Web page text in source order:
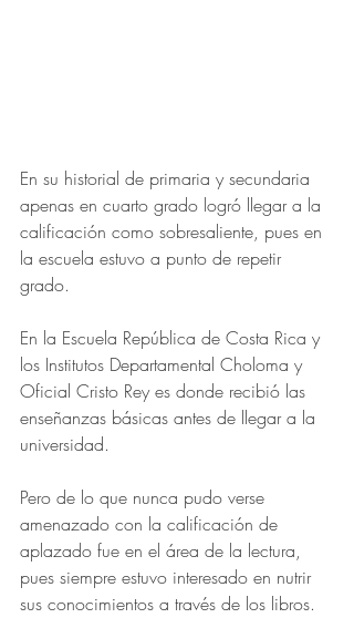
En su historial de primaria y secundaria
apenas en cuarto grado logró llegar a la
calificación como sobresaliente, pues en
la escuela estuvo a punto de repetir
grado.
En la Escuela República de Costa Rica y
los Institutos Departamental Choloma y
Oficial Cristo Rey es donde recibió las
enseñanzas básicas antes de llegar a la
universidad.
Pero de lo que nunca pudo verse
amenazado con la calificación de
aplazado fue en el área de la lectura,
pues siempre estuvo interesado en nutrir
sus conocimientos a través de los libros.